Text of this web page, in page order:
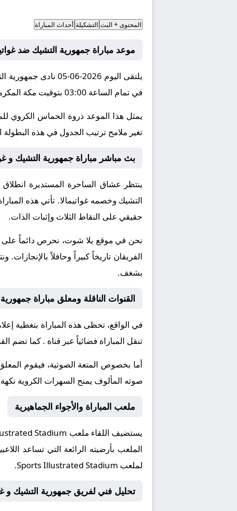
المحتوى + البث التشكيلة أحداث المباراة
موعد مباراة جمهورية التشيك ضد
يلتقى اليوم 2026-
في تمام الساعة 03:00 بتوقيت مكة المكرمة.
يمثل هذا الموعد ذروة الحماس الكروي
تغير ملامح ترتيب الجدول في هذه البطولة
بث مباشر مباراة جمهورية التشيك و
ينتظر عشاق الساحرة المستديرة
التشيك وخصمهغواتيمالا. تأتي هذه
حقيقي على النقاط الثلاث وإثبات الذات.
نحن في موقع يلا شوت، نحرص دائماً على
الفريقان تاريخاً كبيراً وحافلاً
بشغف.
القنوات الناقلة ومعلق مباراة
في الواقع، تحظى هذه المباراة بتغطية
تنقل المباراة فضائياً عبر قناة . كما تضم
أما بخصوص المتعة الصوتية، فيقوم
صوته المألوف يمنح السهرات الكروية
ملعب المباراة والأجواء الجماهيرية
يستضيف اللقاء ملعب Stadium
الملعب بأرضيته الرائعة التي تساعد
لملعب Sports Illustrated Stadium.
تحليل فني لفريق جمهورية التشيك و